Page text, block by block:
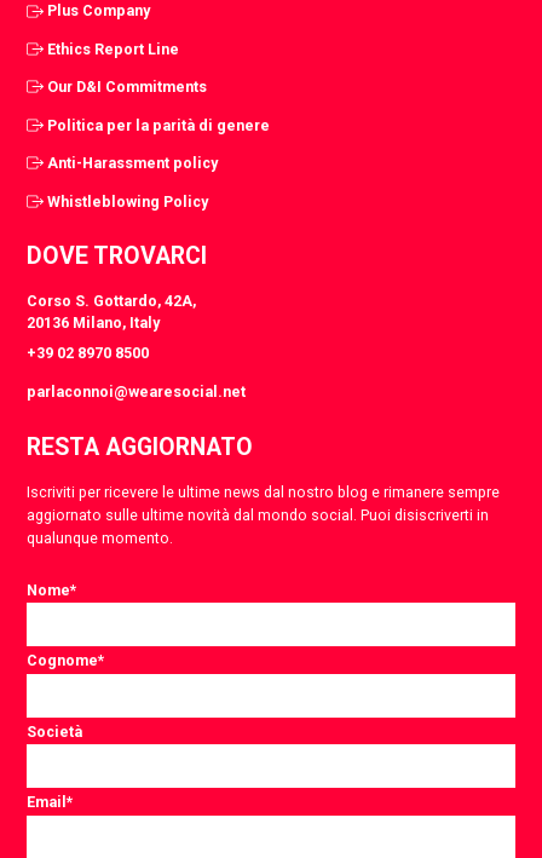
Plus Company
Ethics Report Line
Our D&I Commitments
Politica per la parità di genere
Anti-Harassment policy
Whistleblowing Policy
DOVE TROVARCI
Corso S. Gottardo, 42A,
20136 Milano, Italy
+39 02 8970 8500
parlaconnoi@wearesocial.net
RESTA AGGIORNATO
Iscriviti per ricevere le ultime news dal nostro blog e rimanere sempre
aggiornato sulle ultime novità dal mondo social. Puoi disiscriverti in
qualunque momento.
Nome*
Cognome*
Società
Email*